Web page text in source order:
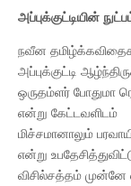
அப்புக்குட்டியின்
நவீன
அப்புக்குட்டி
ஒருதம்ளர் போதுமா
என்று கேட்டவளிடம்
மிச்சமானாலும்
என்று
விசில்சத்தம் முன்னே